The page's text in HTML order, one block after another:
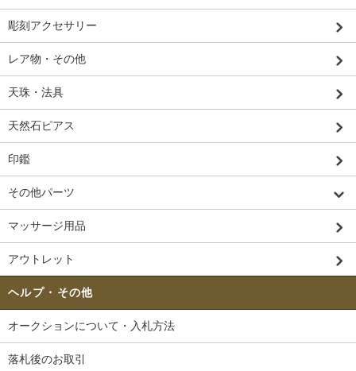
彫刻アクセサリー
レア物・その他
天珠・法具
天然石ピアス
印鑑
その他パーツ
マッサージ用品
アウトレット
ヘルプ・その他
オークションについて・入札方法
落札後のお取引